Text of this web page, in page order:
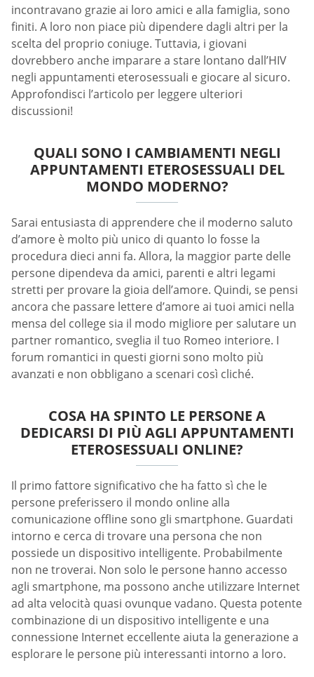
incontravano grazie ai loro amici e alla famiglia, sono
finiti. A loro non piace più dipendere dagli altri per la
scelta del proprio coniuge. Tuttavia, i giovani
dovrebbero anche imparare a stare lontano dall’HIV
negli appuntamenti eterosessuali e giocare al sicuro.
Approfondisci l’articolo per leggere ulteriori
discussioni!
QUALI SONO I CAMBIAMENTI NEGLI
APPUNTAMENTI ETEROSESSUALI DEL
MONDO MODERNO?
Sarai entusiasta di apprendere che il moderno saluto
d’amore è molto più unico di quanto lo fosse la
procedura dieci anni fa. Allora, la maggior parte delle
persone dipendeva da amici, parenti e altri legami
stretti per provare la gioia dell’amore. Quindi, se pensi
ancora che passare lettere d’amore ai tuoi amici nella
mensa del college sia il modo migliore per salutare un
partner romantico, sveglia il tuo Romeo interiore. I
forum romantici in questi giorni sono molto più
avanzati e non obbligano a scenari così cliché.
COSA HA SPINTO LE PERSONE A
DEDICARSI DI PIÙ AGLI APPUNTAMENTI
ETEROSESSUALI ONLINE?
Il primo fattore significativo che ha fatto sì che le
persone preferissero il mondo online alla
comunicazione offline sono gli smartphone. Guardati
intorno e cerca di trovare una persona che non
possiede un dispositivo intelligente. Probabilmente
non ne troverai. Non solo le persone hanno accesso
agli smartphone, ma possono anche utilizzare Internet
ad alta velocità quasi ovunque vadano. Questa potente
combinazione di un dispositivo intelligente e una
connessione Internet eccellente aiuta la generazione a
esplorare le persone più interessanti intorno a loro.